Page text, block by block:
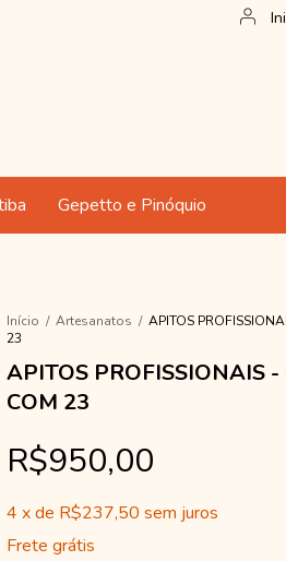
Gepetto e Pinóquio
Início / Artesanatos / APITOS
23
APITOS PROFISSIONAIS
COM 23
R$950,00
4 xde R$237,50 sem juros
Frete grátis